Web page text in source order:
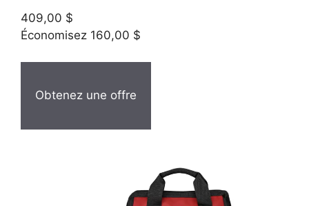
409,00 $
Économisez 160,00 $
Obtenez une offre